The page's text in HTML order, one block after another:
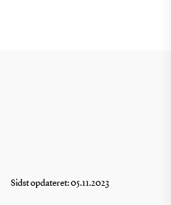
Sidst opdateret: 05.11.2023